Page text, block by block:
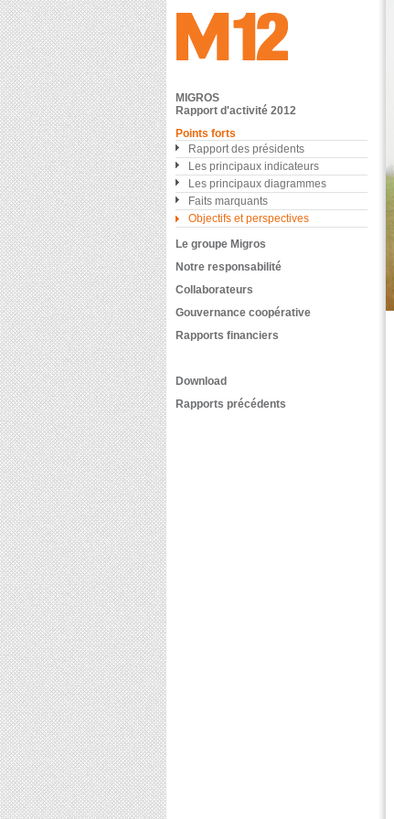
MIGROS
Rapport d'activité 2012
Points forts
Rapport des présidents
Les principaux indicateurs
Les principaux diagrammes
Faits marquants
Objectifs et perspectives
Le groupe Migros
Notre responsabilité
Collaborateurs
Gouvernance coopérative
Rapports financiers
Download
Rapports précédents